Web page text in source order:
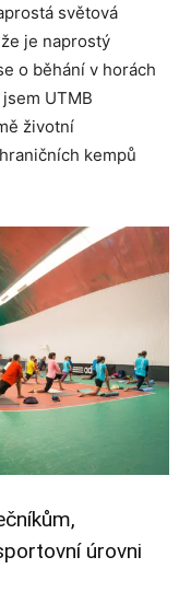
světová
je naprostý
o běhání v horách
UTMB
životní
kempů
úrovni